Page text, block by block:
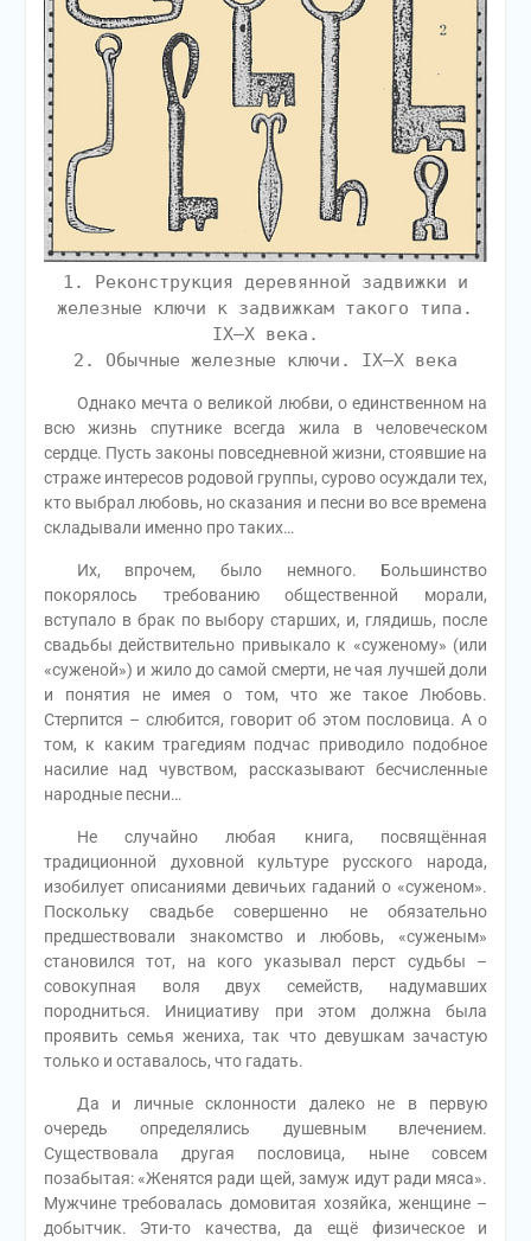
1. Реконструкция деревянной задвижки и
железные ключи к задвижкам такого типа.
IX–X века.
2. Обычные железные ключи. IX–X века
Однако мечта о великой любви, о единственном на
всю жизнь спутнике всегда жила в человеческом
сердце. Пусть законы повседневной жизни, стоявшие на
страже интересов родовой группы, сурово осуждали тех,
кто выбрал любовь, но сказания и песни во все времена
складывали именно про таких…
Их, впрочем, было немного. Большинство
покорялось требованию общественной морали,
вступало в брак по выбору старших, и, глядишь, после
свадьбы действительно привыкало к «суженому» (или
«суженой») и жило до самой смерти, не чая лучшей доли
и понятия не имея о том, что же такое Любовь.
Стерпится – слюбится, говорит об этом пословица. А о
том, к каким трагедиям подчас приводило подобное
насилие над чувством, рассказывают бесчисленные
народные песни…
Не случайно любая книга, посвящённая
традиционной духовной культуре русского народа,
изобилует описаниями девичьих гаданий о «суженом».
Поскольку свадьбе совершенно не обязательно
предшествовали знакомство и любовь, «суженым»
становился тот, на кого указывал перст судьбы –
совокупная воля двух семейств, надумавших
породниться. Инициативу при этом должна была
проявить семья жениха, так что девушкам зачастую
только и оставалось, что гадать.
Да и личные склонности далеко не в первую
очередь определялись душевным влечением.
Существовала другая пословица, ныне совсем
позабытая: «Женятся ради щей, замуж идут ради мяса».
Мужчине требовалась домовитая хозяйка, женщине –
добытчик. Эти-то качества, да ещё физическое и